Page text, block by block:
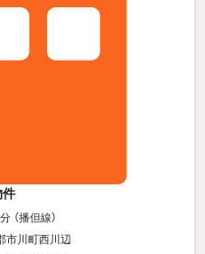
件
分 （播但線）
市川町西川辺